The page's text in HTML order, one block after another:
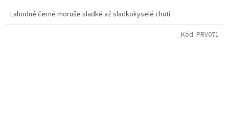
Lahodné černé moruše sladké až sladkokyselé chuti
Kód: PRV071